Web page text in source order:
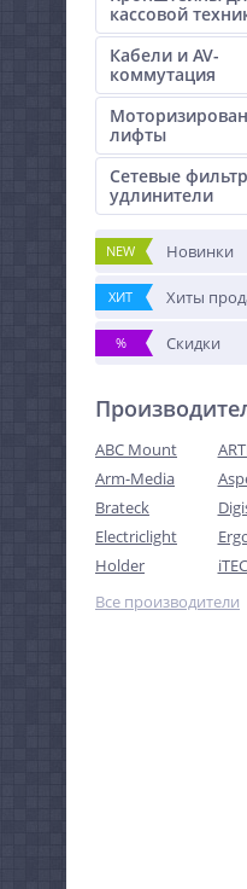
кассовой
Кабели и AV-
коммутация
лифты
Сетевые
удлинители
NEW Новинки
ХИТ Хиты
% Скидки
ABC Mount
Arm-Media
Brateck
Electriclight
Holder
Все производители